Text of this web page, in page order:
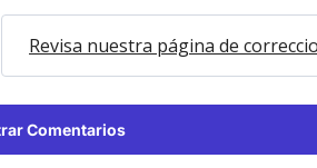
Revisa nuestra página de
Comentarios